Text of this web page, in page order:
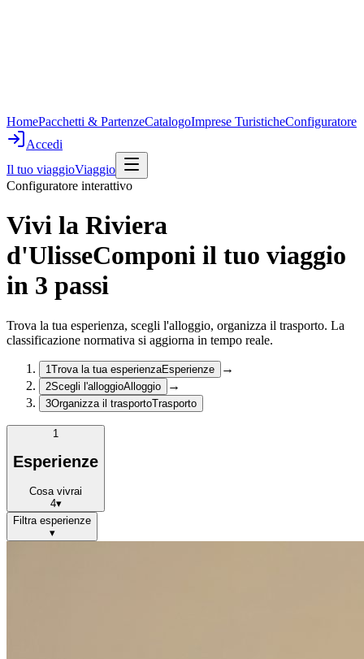
HomePacchetti & PartenzeCatalogoImprese TuristicheConfiguratore
Accedi
Il tuo viaggioViaggio
Configuratore interattivo
Vivi la Riviera
d'UlisseComponi il tuo viaggio
in 3 passi
Trova la tua esperienza, scegli l'alloggio, organizza il trasporto. La
classificazione normativa si aggiorna in tempo reale.
1 Trova la tua esperienzaEsperienze →
2Scegli l'alloggioAlloggio →
3Organizza il trasportoTrasporto
1
Esperienze
Cosa vivrai
4▾
Filtra esperienze
▾